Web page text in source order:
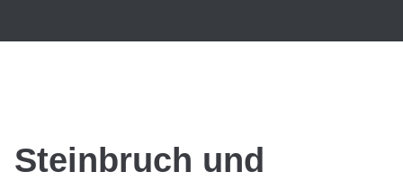
Steinbruch und